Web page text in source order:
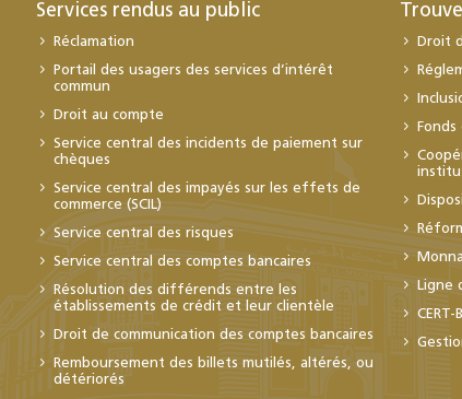
Services rendus au public
Réclamation
Portail des usagers des services d’intérêt
commun
Droit au compte
Service central des incidents de paiement sur
chèques
Service central des impayés sur les effets de
commerce (SCIL)
Service central des risques
Service central des comptes bancaires
Résolution des différends entre les
établissements de crédit et leur clientèle
Droit de communication des comptes bancaires
Remboursement des billets mutilés, altérés, ou
détériorés
Droit
Ligne
CERT-